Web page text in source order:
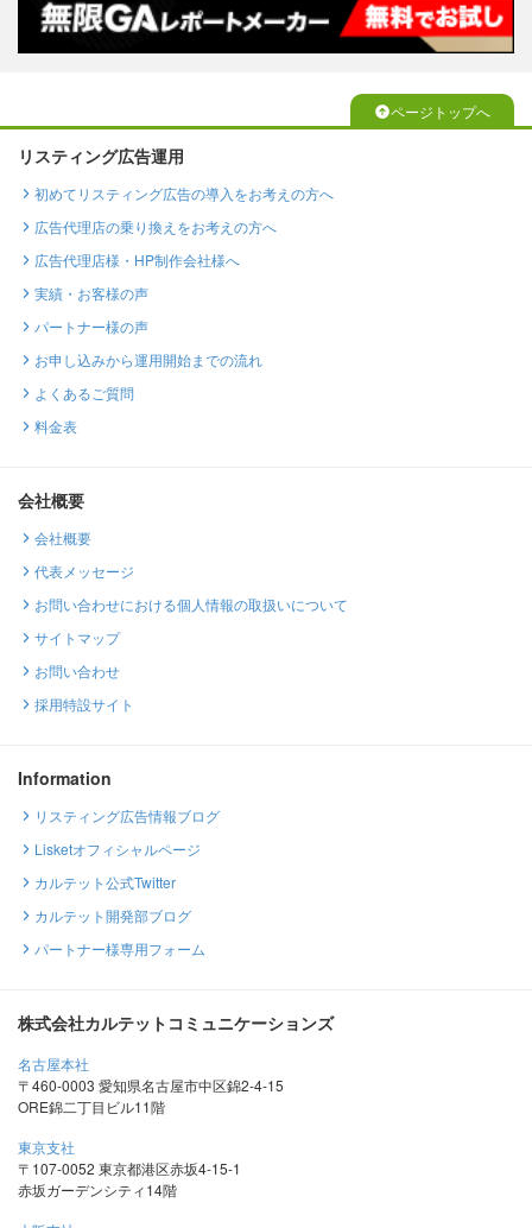
ページトップへ
リスティング広告運用
初めてリスティング広告の導入をお考えの方へ
広告代理店の乗り換えをお考えの方へ
広告代理店様・HP制作会社様へ
実績・お客様の声
パートナー様の声
お申し込みから運用開始までの流れ
よくあるご質問
料金表
会社概要
会社概要
代表メッセージ
お問い合わせにおける個人情報の取扱いについて
サイトマップ
お問い合わせ
採用特設サイト
Information
リスティング広告情報ブログ
Lisketオフィシャルページ
カルテット公式Twitter
カルテット開発部ブログ
パートナー様専用フォーム
株式会社カルテットコミュニケーションズ
名古屋本社
〒460-0003 愛知県名古屋市中区錦2-4-15
ORE錦二丁目ビル11階
東京支社
〒107-0052 東京都港区赤坂4-15-1
赤坂ガーデンシティ14階